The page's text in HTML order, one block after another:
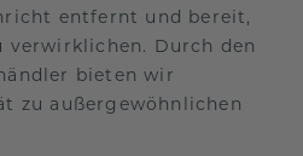
entfernt und bereit,
verwirklichen. Durch den
bieten wir
zu außergewöhnlichen